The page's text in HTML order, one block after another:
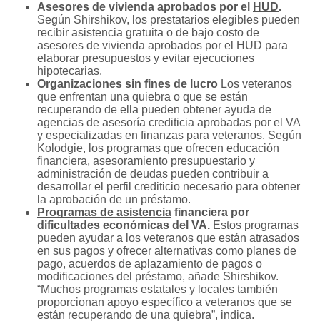
Asesores de vivienda aprobados por el
HUD.
Según Shirshikov, los prestatarios elegibles pueden
recibir asistencia gratuita o de bajo costo de
asesores de vivienda aprobados por el HUD para
elaborar presupuestos y evitar ejecuciones
hipotecarias.
Organizaciones sin fines de lucro Los veteranos
que enfrentan una quiebra o que se están
recuperando de ella pueden obtener ayuda de
agencias de asesoría crediticia aprobadas por el VA
y especializadas en finanzas para veteranos. Según
Kolodgie, los programas que ofrecen educación
financiera, asesoramiento presupuestario y
administración de deudas pueden contribuir a
desarrollar el perfil crediticio necesario para obtener
la aprobación de un préstamo.
Programas de asistencia financiera por
dificultades económicas del VA. Estos programas
pueden ayudar a los veteranos que están atrasados
en sus pagos y ofrecer alternativas como planes de
pago, acuerdos de aplazamiento de pagos o
modificaciones del préstamo, añade Shirshikov.
“Muchos programas estatales y locales también
proporcionan apoyo específico a veteranos que se
están recuperando de una quiebra”, indica.